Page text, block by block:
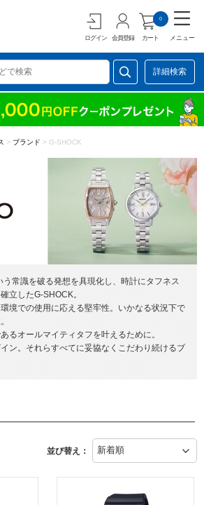
ログイン 会員登録 カート
0
メニュー
詳細検索
> ブランド > G-SHOCK
常識を破る発想を具現化し、時計にタフネス
立したG-SHOCK。
境での使用に応える堅牢性。いかなる状況下で
るオールマイティタフを叶えるために。
ン。それらすべてに妥協なくこだわり続けるブ
並び替え：